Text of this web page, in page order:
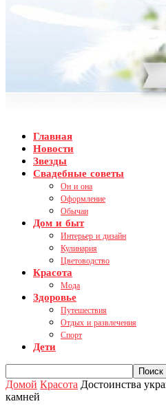
Главная
Новости
Звезды
Свадебные советы
Он и она
Оформление
Обычаи
Дом и быт
Интерьер и дизайн
Кулинария
Цветоводство
Красота
Мода
Здоровье
Путешествия
Отдых и развлечения
Спорт
Дети
Домой Красота Достоинства
камней